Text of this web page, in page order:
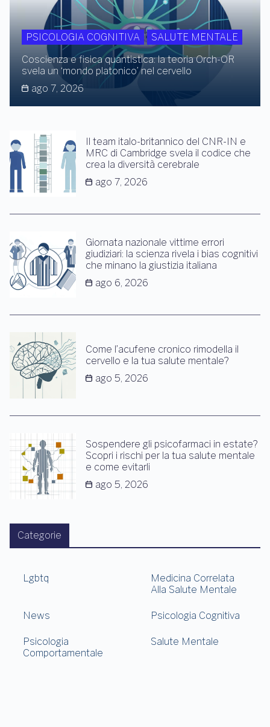
PSICOLOGIA COGNITIVA
SALUTE MENTALE
Coscienza e fisica quantistica: la teoria Orch-OR
svela un ‘mondo platonico’ nel cervello
ago 7, 2026
Il team italo-britannico del CNR-IN e
MRC di Cambridge svela il codice che
crea la diversità cerebrale
ago 7, 2026
Giornata nazionale vittime errori
giudiziari: la scienza rivela i bias cognitivi
che minano la giustizia italiana
ago 6, 2026
Come l’acufene cronico rimodella il
cervello e la tua salute mentale?
ago 5, 2026
Sospendere gli psicofarmaci in estate?
Scopri i rischi per la tua salute mentale
e come evitarli
ago 5, 2026
Categorie
Lgbtq
Medicina Correlata
Alla Salute Mentale
News Psicologia Cognitiva
Psicologia
Comportamentale
Salute Mentale